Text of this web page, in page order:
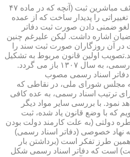
قانون یاد شده، در شرح وظائف مباشرین ثبت (آنچه كه در ماده ۴۷
را پدیدار ساخت كه از عمده
لغو ضمنی دادن صورت ثبت دفاتر
اشاره داشت. لیكن علیرغم چنین
آن روزگاران صورت ثبت سند را
اولین قانون مربوط به تشكیل
مستقل دفترخانه های اسناد رسمی، به سال ۱۳۰۷ باز می گردد.
تشكیل دفاتر اسناد رسمی مصوب
عدلیه مجلس شورای ملی، در نقاطی كه
ترتیب اسناد رسمی، به عده كافی
نمود. با بررسی سایر مواد دیگر
كه با وضع قانون یاد شده، ثبت
دولتی (به علت كارمند دولت بودن
نهاد خصوصی (دفاتر اسناد رسمی)
طرز تفكر است (برداشتن بار
است كه دفاتر اسناد رسمی شكل